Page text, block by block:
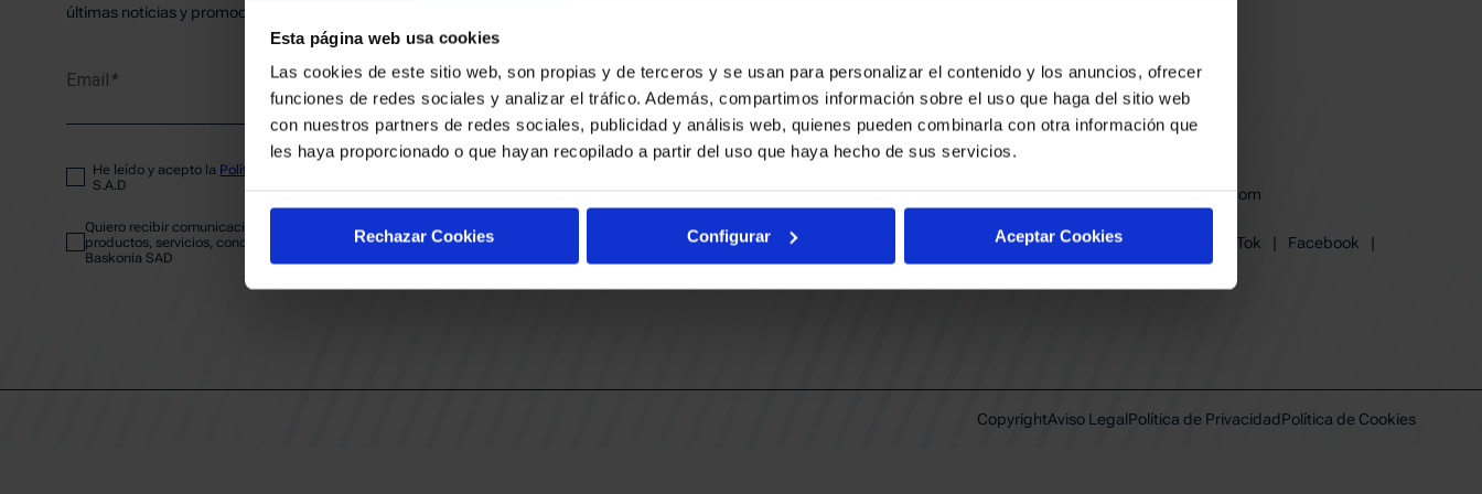
Esta página web usa cookies
Las cookies de este sitio web, son propias y de terceros y se usan para personalizar el contenido y los anuncios, ofrecer
funciones de redes sociales y analizar el tráfico. Además, compartimos información sobre el uso que haga del sitio web
con nuestros partners de redes sociales, publicidad y análisis web, quienes pueden combinarla con otra información que
les haya proporcionado o que hayan recopilado a partir del uso que haya hecho de sus servicios.
Rechazar Cookies Configurar Aceptar Cookies
PLANTILLA
ENTRADAS
ABONADOS
CALENDARIO
CLUB
últimas noticias y promociones del club.
Email
He leído y acepto la Política de privacidad
S.A.D
Quiero recibir comunicaciones electrónicas sobre las actividades,
productos, servicios, concursos, ofertas y/o promociones del SASKI
Baskonia SAD
BAKH
FUNDACIÓN BASKONIA-ALAVÉS
01013 Vitoria-Gasteiz
baskonia@baskonia.com
Instagram
TikTok | Facebook
|
Youtube
| Linkedin
CopyrightAviso LegalPolítica de PrivacidadPolítica de Cookies